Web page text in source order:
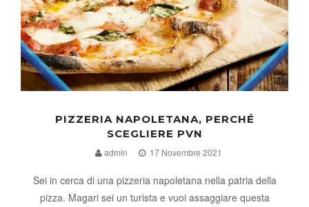
PIZZERIA NAPOLETANA, PERCHÉ
SCEGLIERE PVN
admin 17 Novembre 2021
Sei in cerca di una pizzeria napoletana nella patria della
pizza. Magari sei un turista e vuoi assaggiare questa